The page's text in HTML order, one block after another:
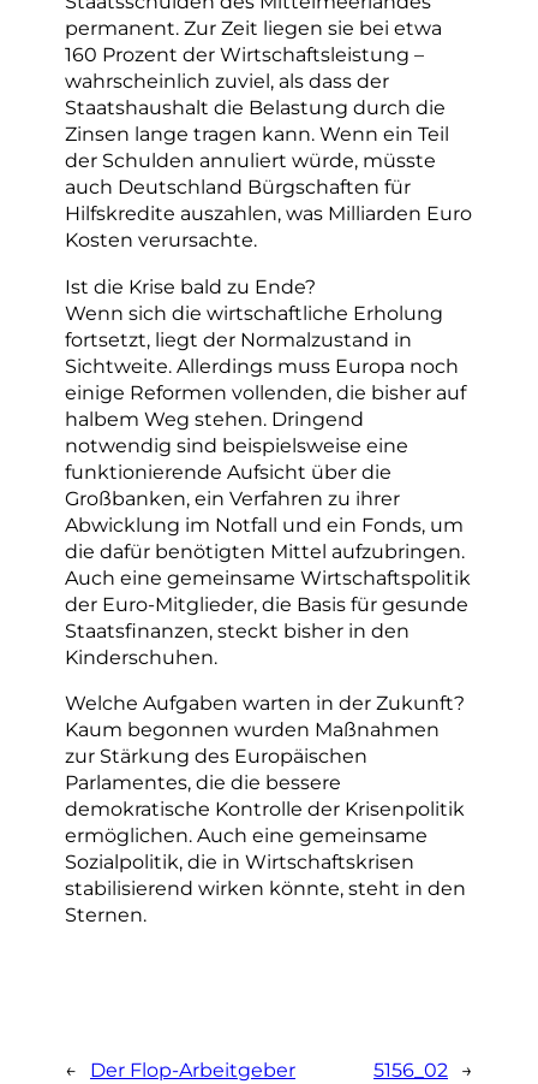
permanent. Zur Zeit liegen sie bei etwa
160 Prozent der Wirtschaftsleistung –
wahrscheinlich zuviel, als dass der
Staatshaushalt die Belastung durch die
Zinsen lange tragen kann. Wenn ein Teil
der Schulden annuliert würde, müsste
auch Deutschland Bürgschaften für
Hilfskredite auszahlen, was Milliarden Euro
Kosten verursachte.
Ist die Krise bald zu Ende?
Wenn sich die wirtschaftliche Erholung
fortsetzt, liegt der Normalzustand in
Sichtweite. Allerdings muss Europa noch
einige Reformen vollenden, die bisher auf
halbem Weg stehen. Dringend
notwendig sind beispielsweise eine
funktionierende Aufsicht über die
Großbanken, ein Verfahren zu ihrer
Abwicklung im Notfall und ein Fonds, um
die dafür benötigten Mittel aufzubringen.
Auch eine gemeinsame Wirtschaftspolitik
der Euro-Mitglieder, die Basis für gesunde
Staatsfinanzen, steckt bisher in den
Kinderschuhen.
Welche Aufgaben warten in der Zukunft?
Kaum begonnen wurden Maßnahmen
zur Stärkung des Europäischen
Parlamentes, die die bessere
demokratische Kontrolle der Krisenpolitik
ermöglichen. Auch eine gemeinsame
Sozialpolitik, die in Wirtschaftskrisen
stabilisierend wirken könnte, steht in den
Sternen.
← Der Flop-Arbeitgeber 5156_02 →